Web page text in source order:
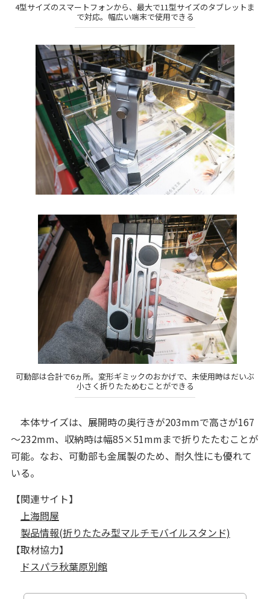
4型サイズのスマートフォンから、最大で11型サイズのタブレットま
で対応。幅広い端末で使用できる
可動部は合計で6ヵ所。変形ギミックのおかげで、未使用時はだいぶ
小さく折りたためむことができる
本体サイズは、展開時の奥行きが203mmで高さが167
～232mm、収納時は幅85×51mmまで折りたたむことが
可能。なお、可動部も金属製のため、耐久性にも優れて
いる。
【関連サイト】
上海問屋
製品情報(折りたたみ型マルチモバイルスタンド)
【取材協力】
ドスパラ秋葉原別館